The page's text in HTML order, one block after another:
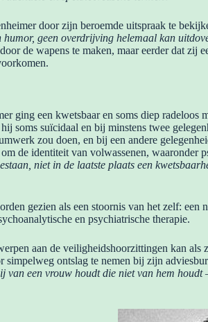
door zijn beroemde uitspraak te
geen overdrijving helemaal kan
de wapens te maken, maar eerder dat zij
ging een kwetsbaar en soms diep
soms suïcidaal en bij minstens twee
zou doen, en bij een andere
de identiteit van volwassenen, waaronder
niet in de laatste plaats een
gezien als een stoornis van het zelf:
en psychiatrische therapie.
aan de veiligheidshoorzittingen kan
ontslag te nemen bij zijn
van een vrouw houdt die niet van hem houdt